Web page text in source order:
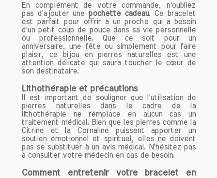
En complément de votre commande, n'oubliez
pas d'ajouter une pochette cadeau. Ce bracelet
est parfait pour offrir à un proche qui a besoin
d'un petit coup de pouce dans sa vie personnelle
ou professionnelle. Que ce soit pour un
anniversaire, une fête ou simplement pour faire
plaisir, ce bijou en pierres naturelles est une
attention délicate qui saura toucher le cœur de
son destinataire.
Lithothérapie et précautions
Il est important de souligner que l'utilisation de
pierres naturelles dans le cadre de la
lithothérapie ne remplace en aucun cas un
traitement médical. Bien que les pierres comme la
Citrine et la Cornaline puissent apporter un
soutien émotionnel et spirituel, elles ne doivent
pas se substituer à un avis médical. N'hésitez pas
à consulter votre médecin en cas de besoin.
Comment entretenir votre bracelet en